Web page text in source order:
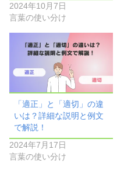
2024年10月7日
言葉の使い分け
「適正」と「適切」の違
いは？詳細な説明と例文
で解説！
2024年7月17日
言葉の使い分け